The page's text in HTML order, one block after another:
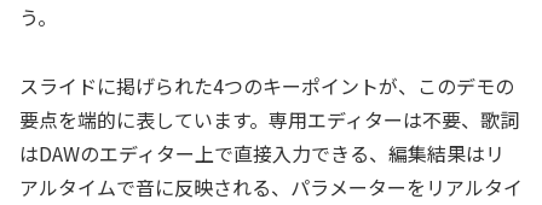
う。
スライドに掲げられた4つのキーポイントが、このデモの
要点を端的に表しています。専用エディターは不要、歌詞
はDAWのエディター上で直接入力できる、編集結果はリ
アルタイムで音に反映される、パラメーターをリアルタイ